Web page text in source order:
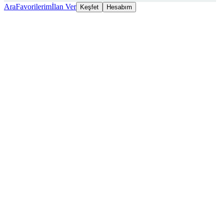
AraFavorilerimİlan Ver Keşfet Hesabım